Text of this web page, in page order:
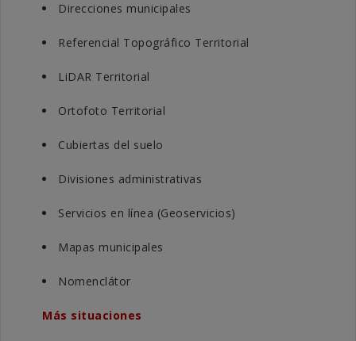
Direcciones municipales
Referencial Topográfico Territorial
LiDAR Territorial
Ortofoto Territorial
Cubiertas del suelo
Divisiones administrativas
Servicios en línea (Geoservicios)
Mapas municipales
Nomenclátor
Más situaciones